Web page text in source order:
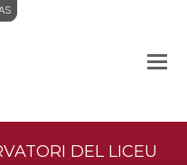
DEL LICEU